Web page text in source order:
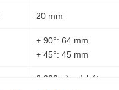
20 mm
+ 90°: 64 mm
+ 45°: 45 mm
6.200 vòng/phút